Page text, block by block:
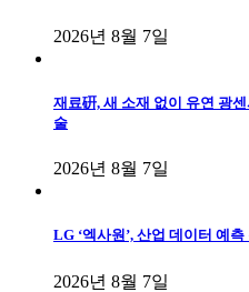
2026년 8월 7일
재료硏, 새 소재 없이 유연 광
술
2026년 8월 7일
LG ‘엑사원’, 산업 데이터 예
2026년 8월 7일